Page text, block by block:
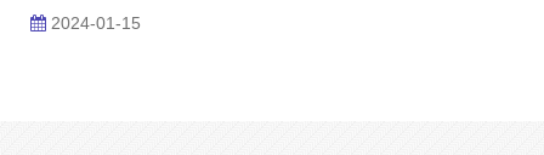
2024-01-15